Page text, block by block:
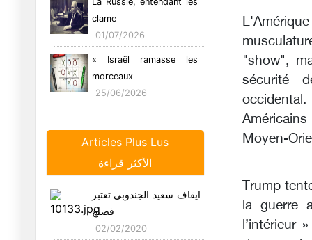
clame
01/07/2026
« Israël ramasse les
morceaux
25/06/2026
L'Iran prend des risques
avec
09/06/2026
L'effet de la guerre en
Articles Plus Lus
الأكثر قراءة
ايقاف سعيد الجندوبي تعتبر
فضيح
02/02/2020
"show",
sécurité
Moyen-
Trump
la guerre
l’intérieur